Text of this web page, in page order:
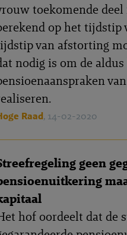
toekomende
op het tijdstip
van afstorting
nodig is om de
Raad, 14-02-2020
geen
hof oordeelt dat de